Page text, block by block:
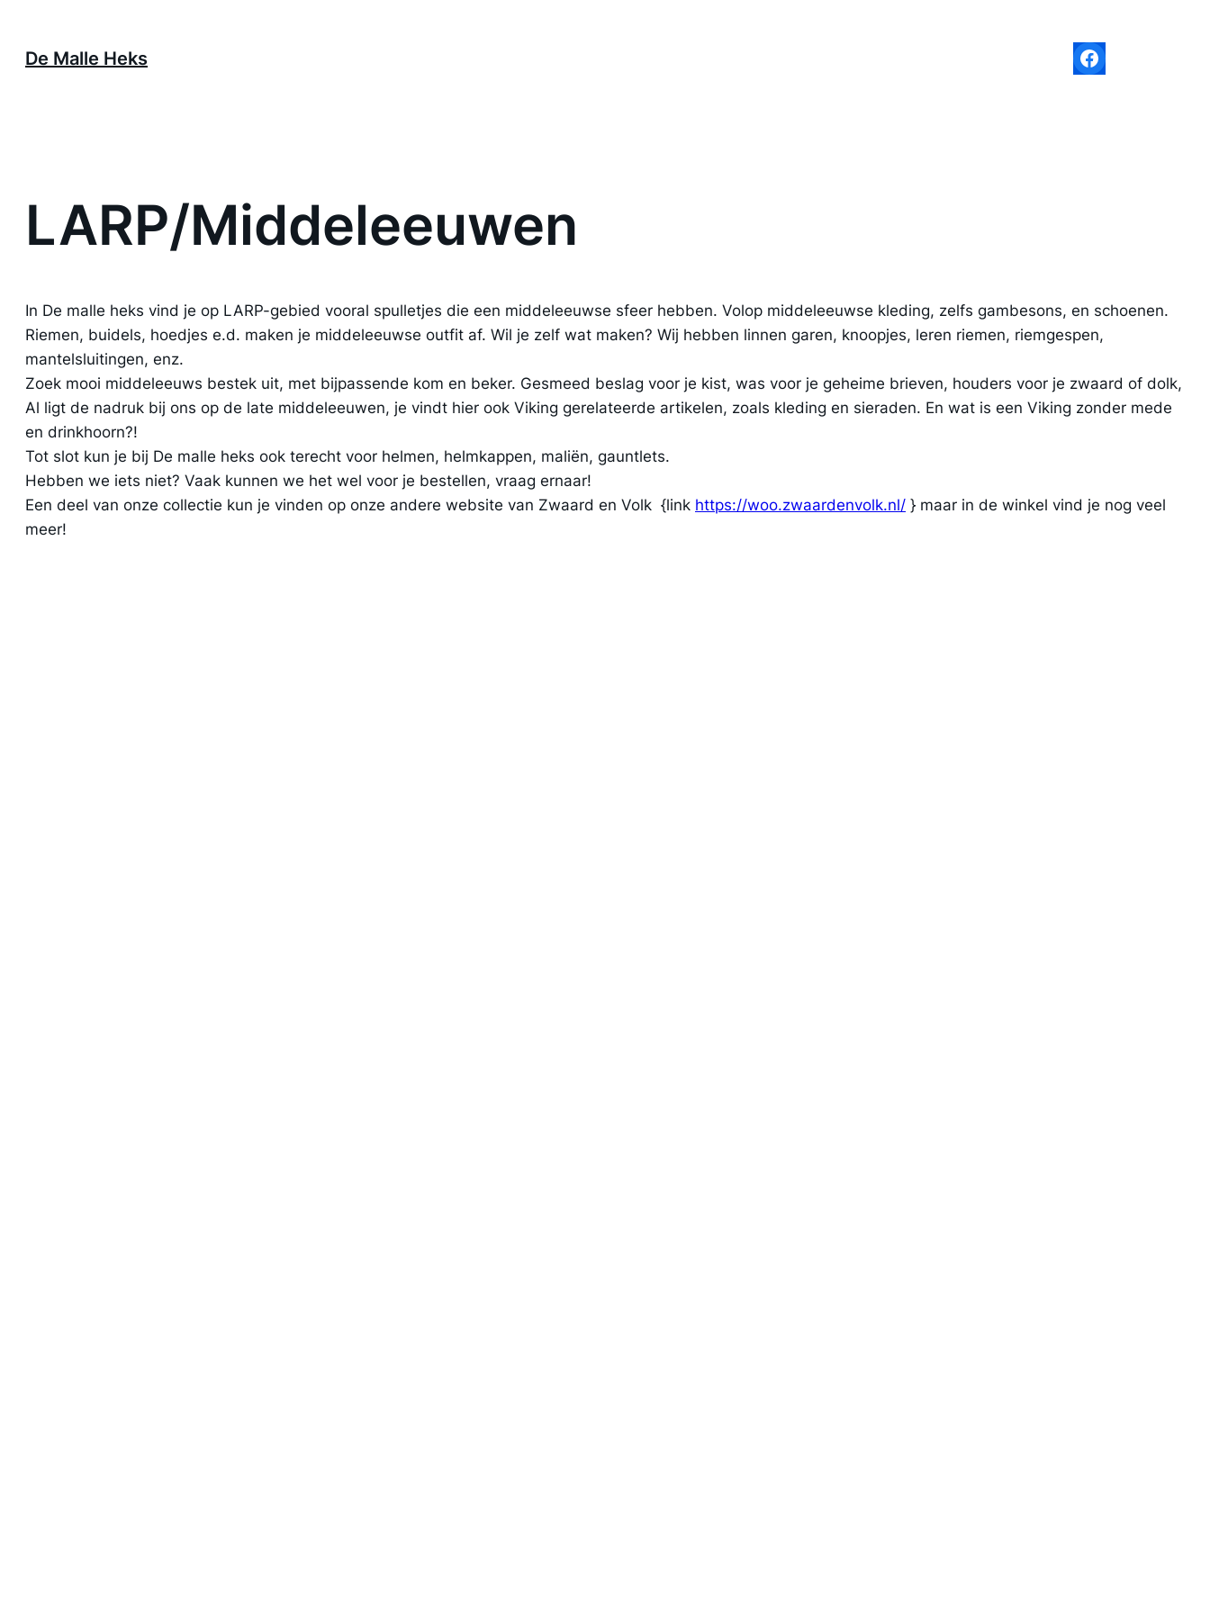
De Malle Heks Facebook
LARP/Middeleeuwen
In De malle heks vind je op LARP-gebied vooral spulletjes die een middeleeuwse sfeer hebben. Volop middeleeuwse kleding, zelfs gambesons, en schoenen.
Riemen, buidels, hoedjes e.d. maken je middeleeuwse outfit af. Wil je zelf wat maken? Wij hebben linnen garen, knoopjes, leren riemen, riemgespen,
mantelsluitingen, enz.
Zoek mooi middeleeuws bestek uit, met bijpassende kom en beker. Gesmeed beslag voor je kist, was voor je geheime brieven, houders voor je zwaard of dolk,
Al ligt de nadruk bij ons op de late middeleeuwen, je vindt hier ook Viking gerelateerde artikelen, zoals kleding en sieraden. En wat is een Viking zonder mede
en drinkhoorn?!
Tot slot kun je bij De malle heks ook terecht voor helmen, helmkappen, maliën, gauntlets.
Hebben we iets niet? Vaak kunnen we het wel voor je bestellen, vraag ernaar!
Een deel van onze collectie kun je vinden op onze andere website van Zwaard en Volk {link https://woo.zwaardenvolk.nl/ } maar in de winkel vind je nog veel
meer!